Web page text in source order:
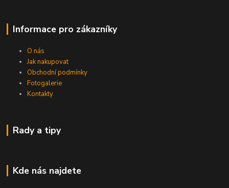
Informace pro zákazníky
O nás
Jak nakupovat
Obchodní podmínky
Fotogalerie
Kontakty
Rady a tipy
Kde nás najdete